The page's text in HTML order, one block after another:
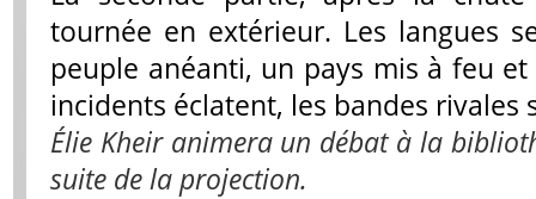
tournée en extérieur. Les langues
peuple anéanti, un pays mis à feu
incidents éclatent, les bandes rivales
Élie Kheir animera un débat à la
suite de la projection.